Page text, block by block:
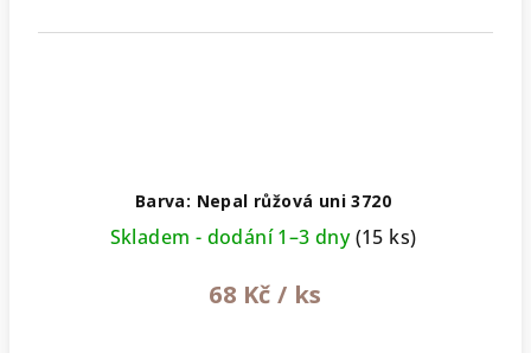
Barva: Nepal růžová uni 3720
Skladem - dodání 1–3 dny(15 ks)
68 Kč / ks